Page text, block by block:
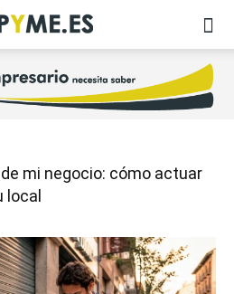
mi negocio: cómo actuar
local